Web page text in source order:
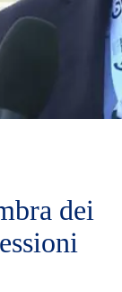
dei